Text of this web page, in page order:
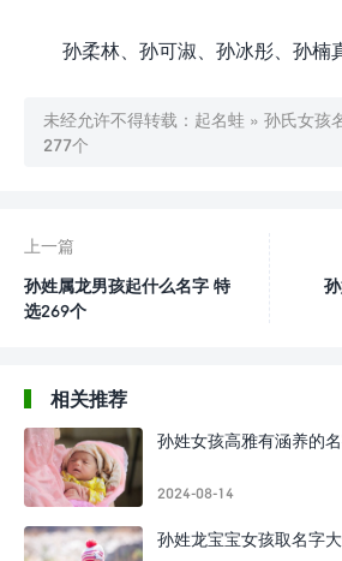
孙柔林、孙可淑、孙冰彤、孙楠
未经允许不得转载： 起名蛙 » 孙氏女孩
277个
上一篇
孙姓属龙男孩起什么名字 特
选269个
相关推荐
孙姓女孩高雅有涵养的
2024-08-14
孙姓龙宝宝女孩取名字